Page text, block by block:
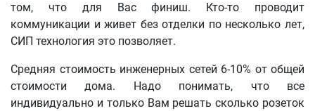
том, что для Вас финиш. Кто-то проводит
коммуникации и живет без отделки по несколько лет,
СИП технология это позволяет.
Средняя стоимость инженерных сетей 6-10% от общей
стоимости дома. Надо понимать, что все
индивидуально и только Вам решать сколько розеток